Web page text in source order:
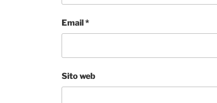
Email*
Sito web